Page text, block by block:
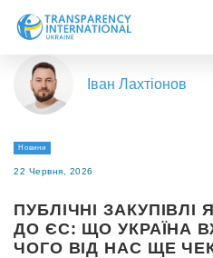
Про нас
Новини
Напрями роботи
Долучитися
Іван Лахтіонов
Новини
22 Червня, 2026
ПУБЛІЧНІ
ДО ЄС: ЩО УКРАЇНА
ЧОГО ВІД НАС ЩЕ